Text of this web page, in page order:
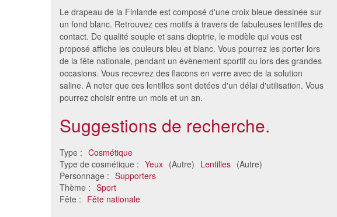
Le drapeau de la Finlande est composé d'une croix bleue dessinée sur
un fond blanc. Retrouvez ces motifs à travers de fabuleuses lentilles de
contact. De qualité souple et sans dioptrie, le modèle qui vous est
proposé affiche les couleurs bleu et blanc. Vous pourrez les porter lors
de la fête nationale, pendant un évènement sportif ou lors des grandes
occasions. Vous recevrez des flacons en verre avec de la solution
saline. A noter que ces lentilles sont dotées d'un délai d'utilisation. Vous
pourrez choisir entre un mois et un an.
Suggestions de recherche.
Type : Cosmétique
Type de cosmétique : Yeux (Autre) Lentilles (Autre)
Personnage : Supporters
Thème : Sport
Fête : Fête nationale
Lentilles drapeau Norvège
21 €
Lentilles Rinnegan Pain, Naruto